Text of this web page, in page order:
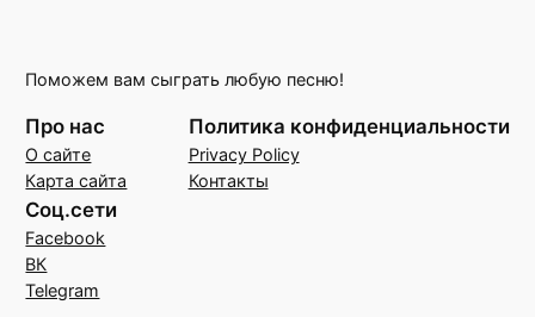
Поможем вам сыграть любую песню!
Про нас
О сайте
Карта сайта
Политика конфиденциальности
Privacy Policy
Контакты
Соц.сети
Facebook
ВК
Telegram